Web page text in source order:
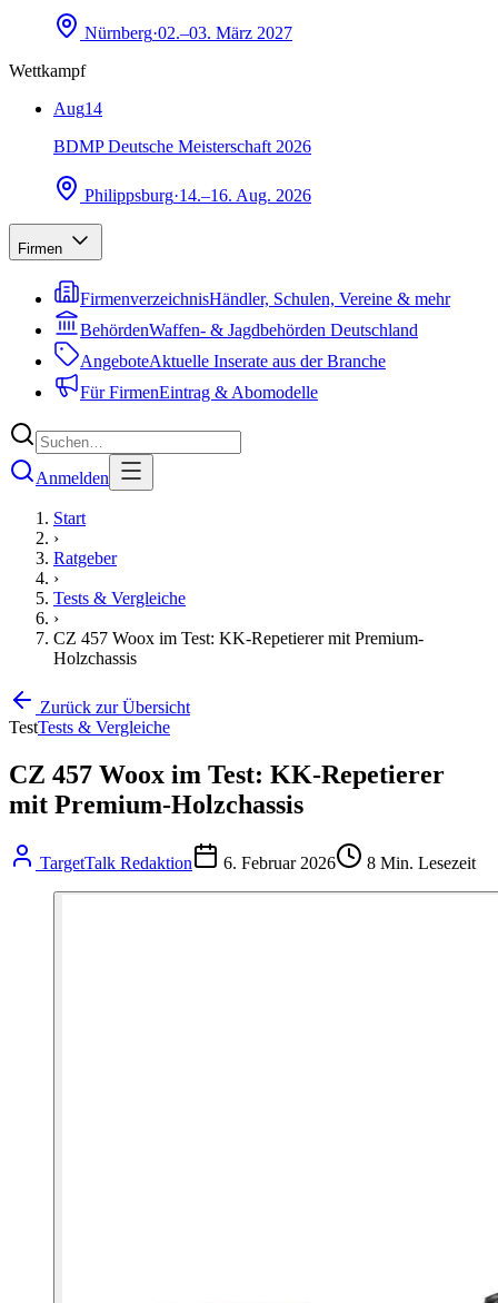
Nürnberg·02.–03. März 2027
Wettkampf
Aug14
BDMP Deutsche Meisterschaft 2026
Philippsburg·14.–16. Aug. 2026
Firmen
FirmenverzeichnisHändler, Schulen, Vereine & mehr
BehördenWaffen- & Jagdbehörden Deutschland
AngeboteAktuelle Inserate aus der Branche
Für FirmenEintrag & Abomodelle
Anmelden
Start
›
Ratgeber
›
Tests & Vergleiche
›
CZ 457 Woox im Test: KK-Repetierer mit Premium-
Holzchassis
Zurück zur Übersicht
TestTests & Vergleiche
CZ 457 Woox im Test: KK-Repetierer
mit Premium-Holzchassis
TargetTalk Redaktion 6. Februar 2026 8 Min. Lesezeit